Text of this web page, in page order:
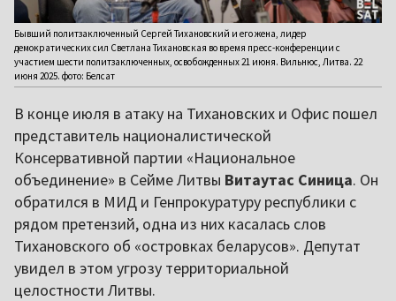
Бывший политзаключенный Сергей Тихановский и его жена, лидер
демократических сил Светлана Тихановская во время пресс-конференции с
участием шести политзаключенных, освобожденных 21 июня. Вильнюс, Литва. 22
июня 2025. фото: Белсат
В конце июля в атаку на Тихановских и Офис пошел
представитель националистической
Консервативной партии «Национальное
объединение» в Сейме Литвы Витаутас Синица. Он
обратился в МИД и Генпрокуратуру республики с
рядом претензий, одна из них касалась слов
Тихановского об «островках беларусов». Депутат
увидел в этом угрозу территориальной
целостности Литвы.